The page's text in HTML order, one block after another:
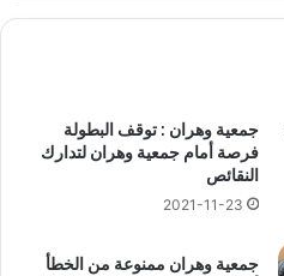
جمعية وهران : توقف البطولة
فرصة أمام جمعية وهران لتدارك
النقائص
2021-11-23
جمعية وهران ممنوعة من الخطأ